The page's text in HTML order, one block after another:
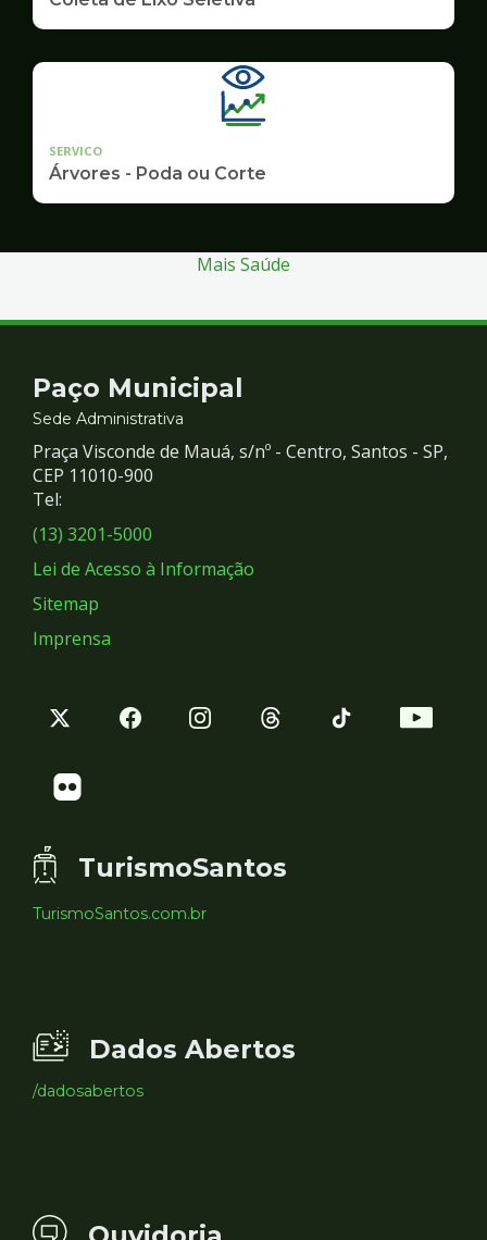
SERVICO
Árvores - Poda ou Corte
Mais Saúde
Contato
e
Redes
Sociais
Paço Municipal
Sede Administrativa
Praça Visconde de Mauá, s/nº - Centro, Santos - SP,
CEP 11010-900
Tel:
(13) 3201-5000
Lei de Acesso à Informação
Sitemap
Imprensa
TurismoSantos
TurismoSantos.com.br
Dados Abertos
/dadosabertos